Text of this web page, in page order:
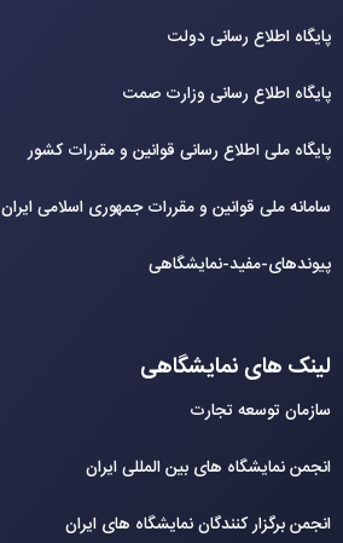
پایگاه اطلاع رسانی دولت
پایگاه اطلاع رسانی وزارت صمت
پایگاه ملی اطلاع رسانی قوانین و مقررات کشور
سامانه ملی قوانین و مقررات جمهوری اسلامی ایران
پیوندهای-مفید-نمایشگاهی
لینک های نمایشگاهی
سازمان توسعه تجارت
انجمن نمایشگاه های بین المللی ایران
انجمن برگزار کنندگان نمایشگاه های ایران